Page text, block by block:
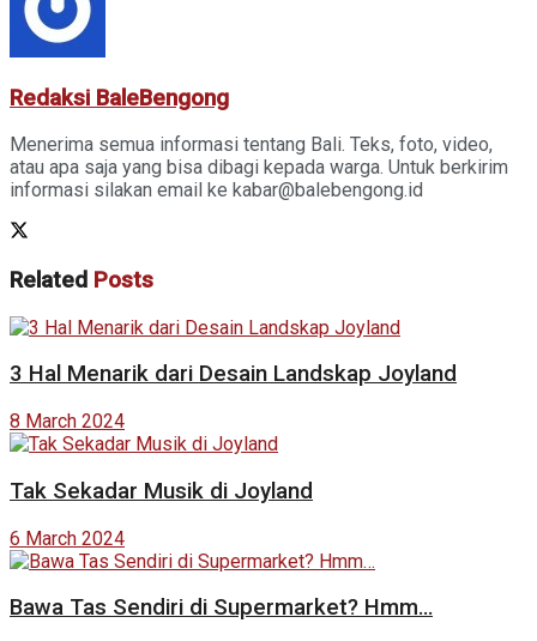
Redaksi BaleBengong
Menerima semua informasi tentang Bali. Teks, foto, video,
atau apa saja yang bisa dibagi kepada warga. Untuk berkirim
informasi silakan email ke kabar@balebengong.id
Related Posts
3 Hal Menarik dari Desain Landskap Joyland
8 March 2024
Tak Sekadar Musik di Joyland
6 March 2024
Bawa Tas Sendiri di Supermarket? Hmm…